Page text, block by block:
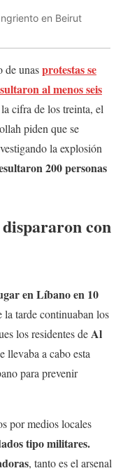
en Beirut
de unasprotestas se
al menos seis
cifra de los treinta, el
piden que se
la explosión
200 personas
con
en Líbano en 10
la tarde continuaban los
los residentes deAl
llevaba a cabo esta
para prevenir
por medios locales
tipo militares.
, tanto es el arsenal